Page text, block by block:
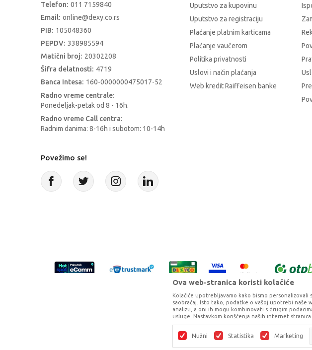
Telefon: 011 7159840
Email: online@dexy.co.rs
PIB: 105048360
PEPDV: 338985594
Matični broj: 20302208
Šifra delatnosti: 4719
Banca Intesa: 160-0000000475017-52
Radno vreme centrale:
Ponedeljak-petak od 8 - 16h.
Radno vreme Call centra:
Radnim danima: 8-16h i subotom: 10-14h
Uputstvo za kupovinu
Uputstvo za registraciju
Plaćanje platnim karticama
Plaćanje vaučerom
Politika privatnosti
Uslovi i način plaćanja
Web kredit Raiffeisen banke
Povežimo se!
Proizvode na sajtu nastojimo da opišemo što je preciznije moguće,
potpunosti kompletni i bez grešaka. Svi artikli prikazani na
www.dexy.co.rs
Ova web-stranica koristi kolačiće
Kolačiće upotrebljavamo kako bismo
saobraćaj. Isto tako, podatke o vašoj upotrebi naše
analizu, a oni ih mogu kombinovati s drugim
usluge. Nastavkom korišćenja naših internet
Nužni Statistika Marketing